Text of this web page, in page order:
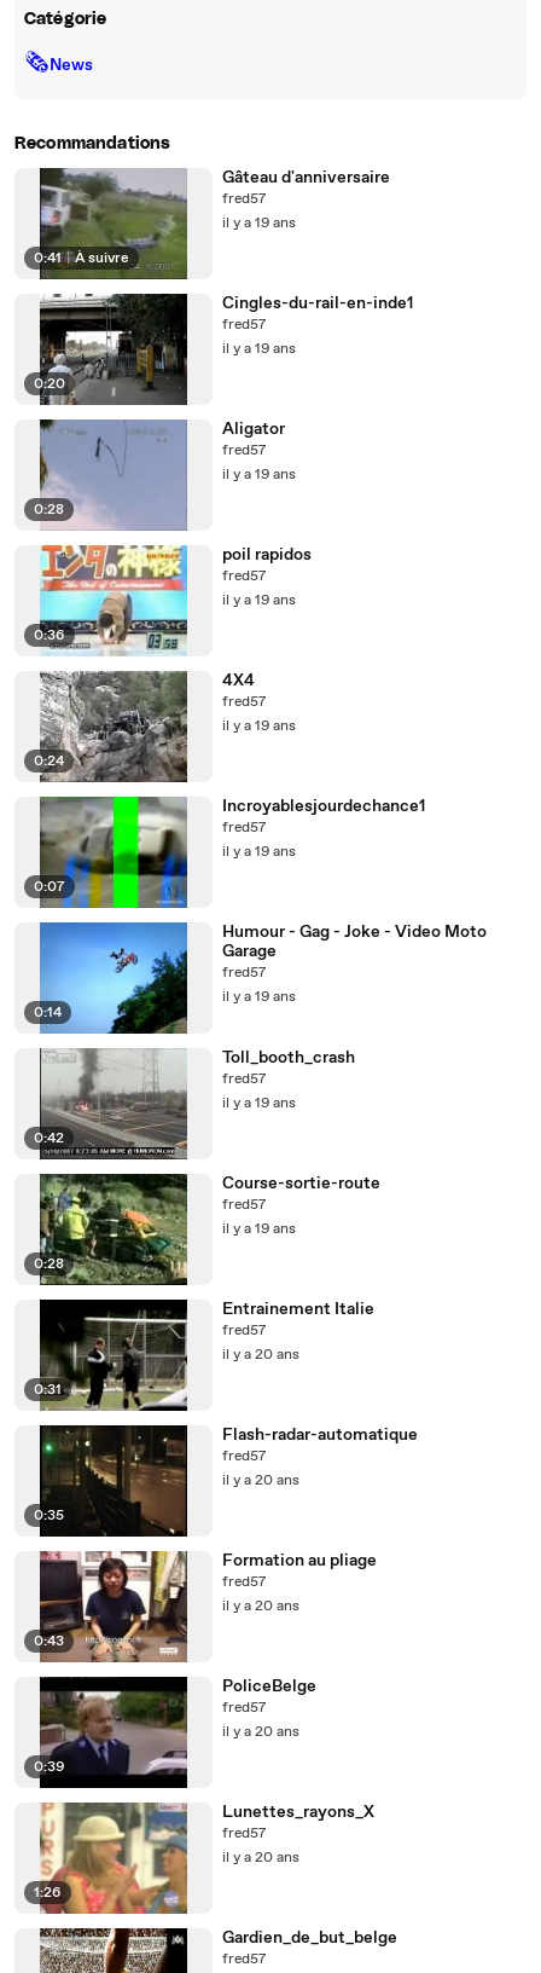
Catégorie
🗞News
Recommandations
0:41 | À suivre
Gâteau d'anniversaire
fred57
il y a 19 ans
0:20
Cingles-du-rail-en-inde1
fred57
il y a 19 ans
0:28
Aligator
fred57
il y a 19 ans
0:36
poil rapidos
fred57
il y a 19 ans
0:24
4X4
fred57
il y a 19 ans
0:07
Incroyablesjourdechance1
fred57
il y a 19 ans
0:14
Humour - Gag - Joke - Video Moto
Garage
fred57
il y a 19 ans
0:42
Toll_booth_crash
fred57
il y a 19 ans
0:28
Course-sortie-route
fred57
il y a 19 ans
0:31
Entrainement Italie
fred57
il y a 20 ans
0:35
Flash-radar-automatique
fred57
il y a 20 ans
0:43
Formation au pliage
fred57
il y a 20 ans
0:39
PoliceBelge
fred57
il y a 20 ans
1:26
Lunettes_rayons_X
fred57
il y a 20 ans
Gardien_de_but_belge
fred57